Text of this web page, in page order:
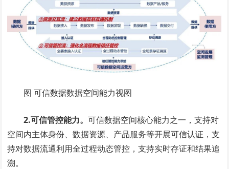
图 可信数据数据空间能力视图
2.可信管控能力。可信数据空间核心能力之一，支持对
空间内主体身份、数据资源、产品服务等开展可信认证，支
持对数据流通利用全过程动态管控，支持实时存证和结果追
溯。